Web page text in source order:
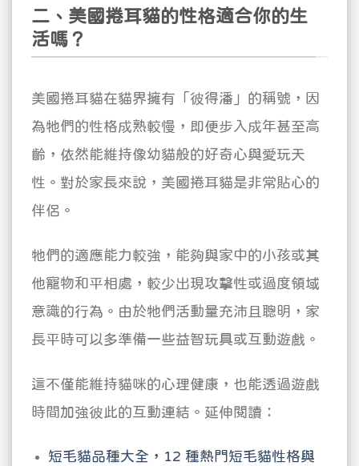
二、美國捲耳貓的性格適合你的生
活嗎？
美國捲耳貓在貓界擁有「彼得潘」的稱號，因
為牠們的性格成熟較慢，即便步入成年甚至高
齡，依然能維持像幼貓般的好奇心與愛玩天
性。對於家長來說，美國捲耳貓是非常貼心的
伴侶。
牠們的適應能力較強，能夠與家中的小孩或其
他寵物和平相處，較少出現攻擊性或過度領域
意識的行為。由於牠們活動量充沛且聰明，家
長平時可以多準備一些益智玩具或互動遊戲。
這不僅能維持貓咪的心理健康，也能透過遊戲
時間加強彼此的互動連結。延伸閱讀：
短毛貓品種大全，12 種熱門短毛貓性格與